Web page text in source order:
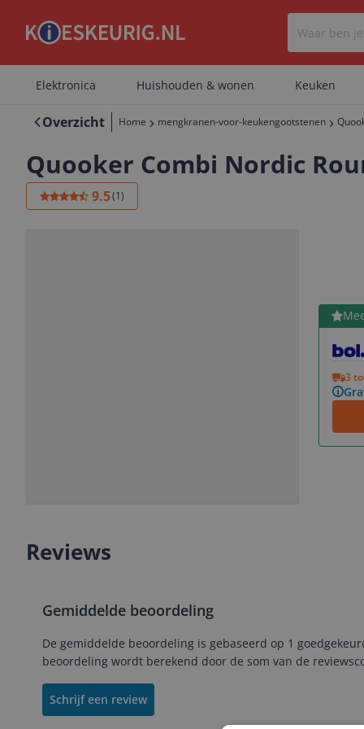
Elektronica Huishouden & wonen Keuken
Overzicht Home mengkranen-voor-keukengootstenen
Quooker Combi Nordic
9.5(1)
3
Bekijk
Reviews
Gemiddelde beoordeling
De gemiddelde beoordeling is gebaseerd op 1
beoordeling wordt berekend door de som van de
Schrijf een review